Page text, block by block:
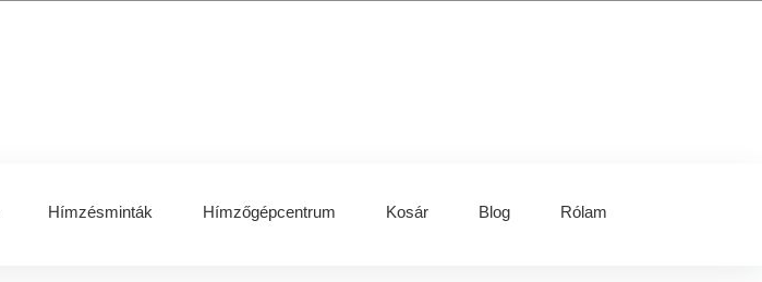
Hímzésminták Hímzőgépcentrum Kosár Blog Rólam